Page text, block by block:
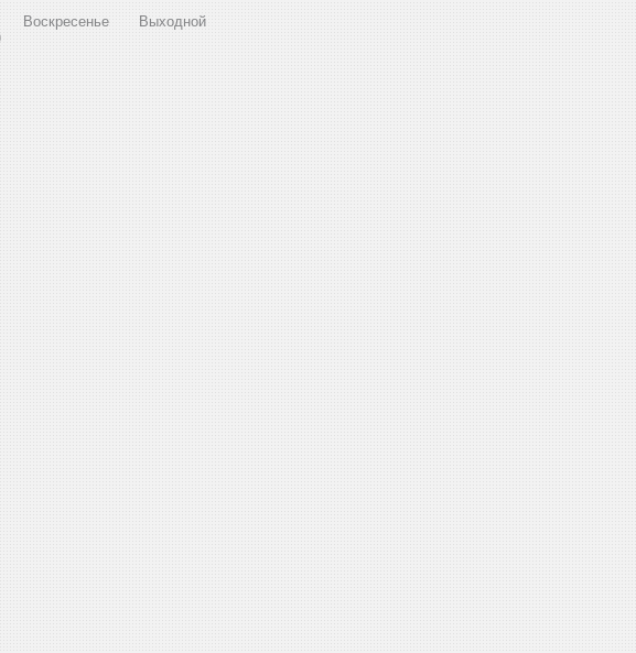
Воскресенье
Выходной